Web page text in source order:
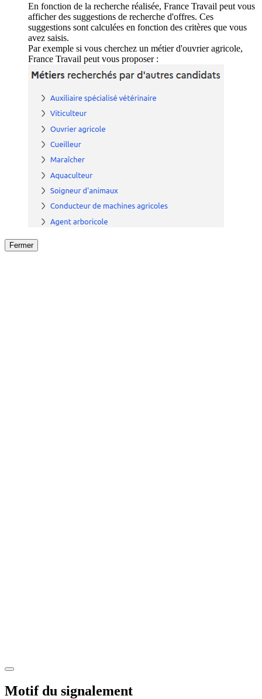
En fonction de la recherche réalisée, France Travail peut vous
afficher des suggestions de recherche d'offres. Ces
suggestions sont calculées en fonction des critères que vous
avez saisis.
Par exemple si vous cherchez un métier d'ouvrier agricole,
France Travail peut vous proposer :
Fermer
Motif du signalement